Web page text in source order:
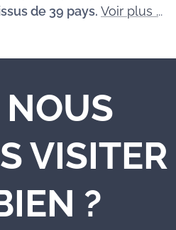
de 39 pays. Voir plus ...
VISITER
?